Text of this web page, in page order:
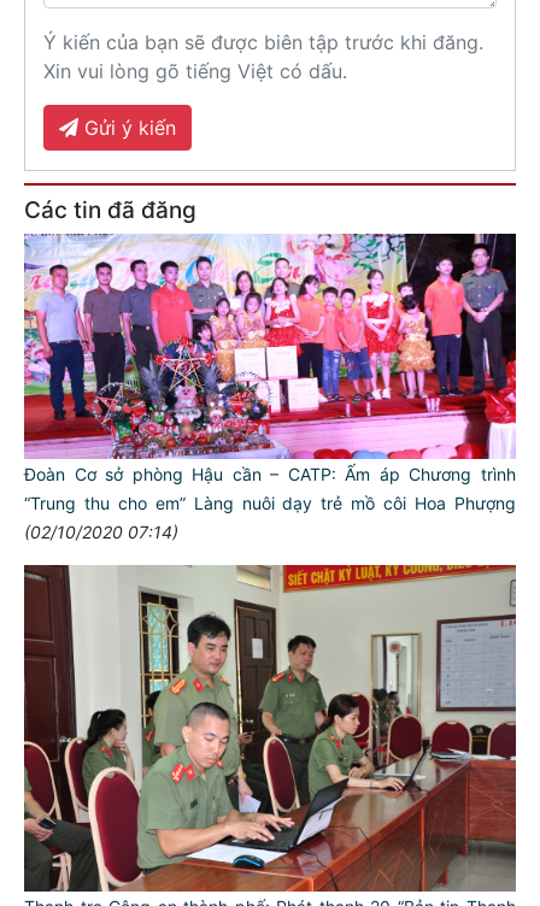
Ý kiến của bạn sẽ được biên tập trước khi đăng.
Xin vui lòng gõ tiếng Việt có dấu.
Gửi ý kiến
Các tin đã đăng
Đoàn Cơ sở phòng Hậu cần – CATP: Ấm áp Chương trình
“Trung thu cho em” Làng nuôi dạy trẻ mồ côi Hoa Phượng
(02/10/2020 07:14)